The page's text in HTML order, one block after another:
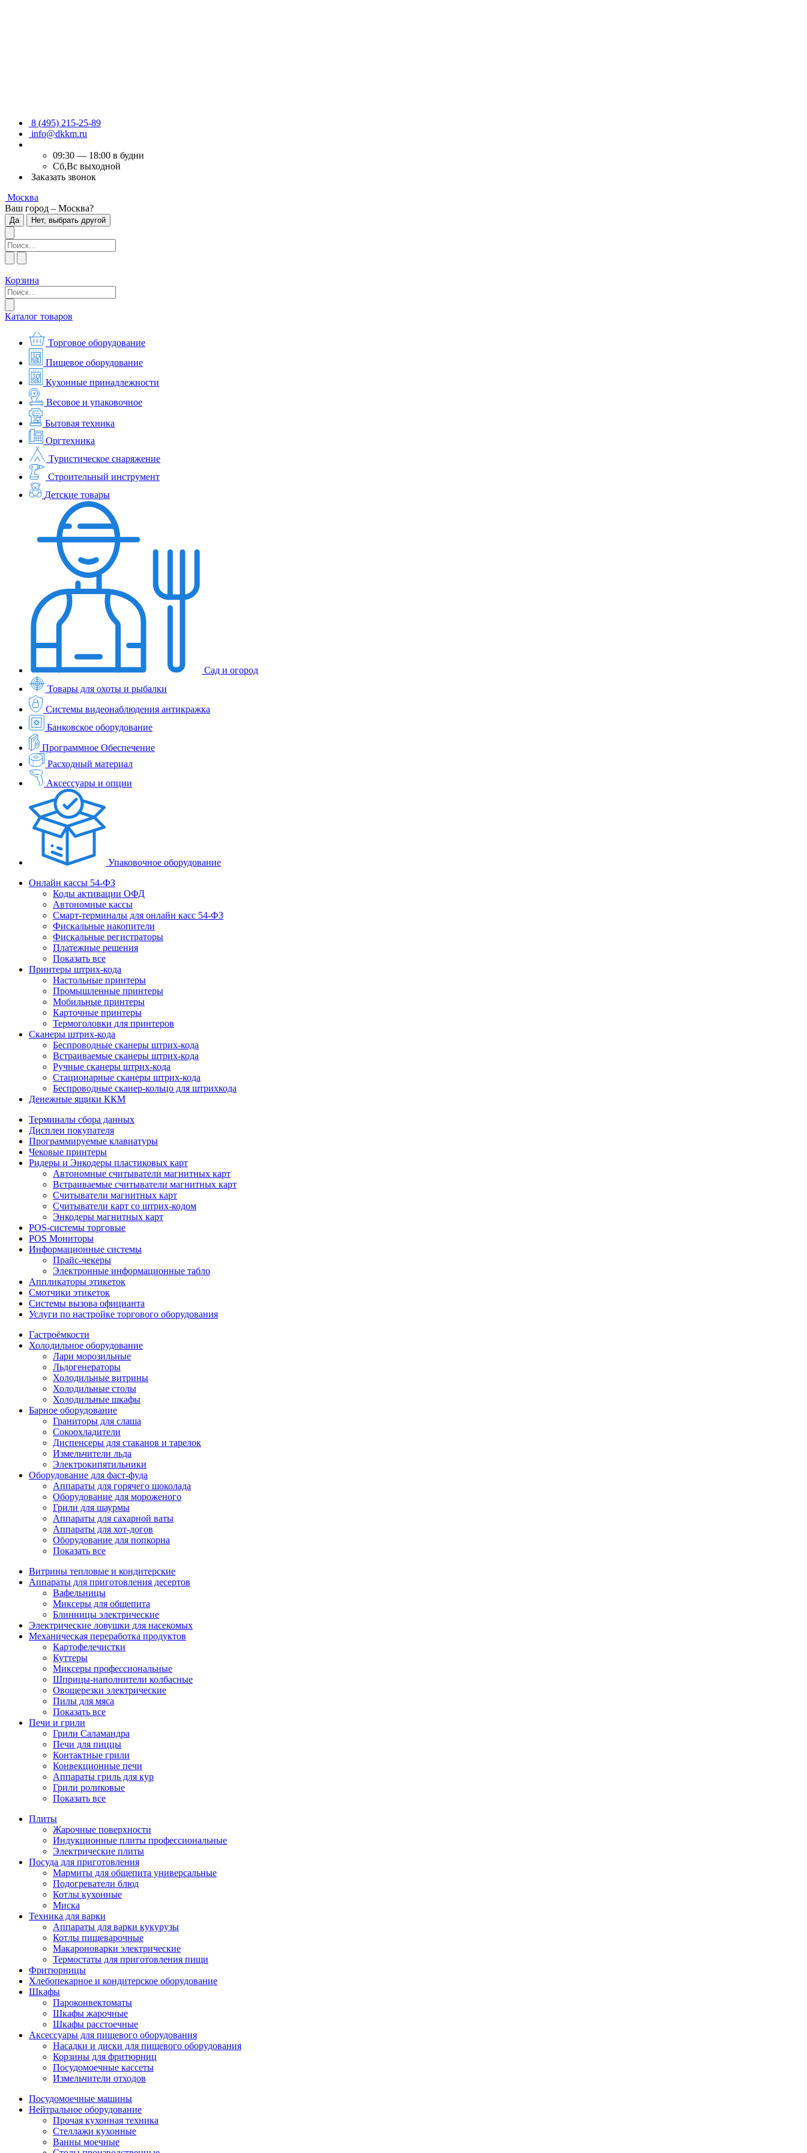
8 (495) 215-25-89
info@dkkm.ru
09:30 — 18:00 в будни
Сб,Вс выходной
Заказать звонок
Москва
Ваш город – Москва?
Да Нет, выбрать другой
Корзина
Каталог товаров
Торговое оборудование
Пищевое оборудование
Кухонные принадлежности
Весовое и упаковочное
Бытовая техника
Оргтехника
Туристическое снаряжение
Строительный инструмент
Детские товары
Сад и огород
Товары для охоты и рыбалки
Системы видеонаблюдения антикражка
Банковское оборудование
Программное Обеспечение
Расходный материал
Аксессуары и опции
Упаковочное оборудование
Онлайн кассы 54-ФЗ
Коды активации ОФД
Автономные кассы
Смарт-терминалы для онлайн касс 54-ФЗ
Фискальные накопители
Фискальные регистраторы
Платежные решения
Показать все
Принтеры штрих-кода
Настольные принтеры
Промышленные принтеры
Мобильные принтеры
Карточные принтеры
Термоголовки для принтеров
Сканеры штрих-кода
Беспроводные сканеры штрих-кода
Встраиваемые сканеры штрих-кода
Ручные сканеры штрих-кода
Стационарные сканеры штрих-кода
Беспроводные сканер-кольцо для штрихкода
Денежные ящики ККМ
Терминалы сбора данных
Дисплеи покупателя
Программируемые клавиатуры
Чековые принтеры
Ридеры и Энкодеры пластиковых карт
Автономные считыватели магнитных карт
Встраиваемые считыватели магнитных карт
Считыватели магнитных карт
Считыватели карт со штрих-кодом
Энкодеры магнитных карт
POS-системы торговые
POS Мониторы
Информационные системы
Прайс-чекеры
Электронные информационные табло
Аппликаторы этикеток
Смотчики этикеток
Системы вызова официанта
Услуги по настройке торгового оборудования
Гастроёмкости
Холодильное оборудование
Лари морозильные
Льдогенераторы
Холодильные витрины
Холодильные столы
Холодильные шкафы
Барное оборудование
Граниторы для слаша
Сокоохладители
Диспенсеры для стаканов и тарелок
Измельчители льда
Электрокипятильники
Оборудование для фаст-фуда
Аппараты для горячего шоколада
Оборудование для мороженого
Грили для шаурмы
Аппараты для сахарной ваты
Аппараты для хот-догов
Оборудование для попкорна
Показать все
Витрины тепловые и кондитерские
Аппараты для приготовления десертов
Вафельницы
Миксеры для общепита
Блинницы электрические
Электрические ловушки для насекомых
Механическая переработка продуктов
Картофелечистки
Куттеры
Миксеры профессиональные
Шприцы-наполнители колбасные
Овощерезки электрические
Пилы для мяса
Показать все
Печи и грили
Грили Саламандра
Печи для пиццы
Контактные грили
Конвекционные печи
Аппараты гриль для кур
Грили роликовые
Показать все
Плиты
Жарочные поверхности
Индукционные плиты профессиональные
Электрические плиты
Посуда для приготовления
Мармиты для общепита универсальные
Подогреватели блюд
Котлы кухонные
Миска
Техника для варки
Аппараты для варки кукурузы
Котлы пищеварочные
Макароноварки электрические
Термостаты для приготовления пищи
Фритюрницы
Хлебопекарное и кондитерское оборудование
Шкафы
Пароконвектоматы
Шкафы жарочные
Шкафы расстоечные
Аксессуары для пищевого оборудования
Насадки и диски для пищевого оборудования
Корзины для фритюрниц
Посудомоечные кассеты
Измельчители отходов
Посудомоечные машины
Нейтральное оборудование
Прочая кухонная техника
Стеллажи кухонные
Ванны моечные